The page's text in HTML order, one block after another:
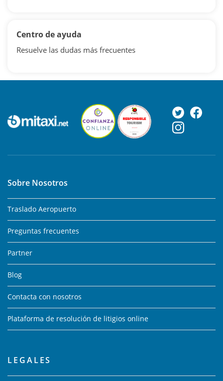
Centro de ayuda
Resuelve las dudas más frecuentes
Sobre Nosotros
Traslado Aeropuerto
Preguntas frecuentes
Partner
Blog
Contacta con nosotros
Plataforma de resolución de litigios online
LEGALES